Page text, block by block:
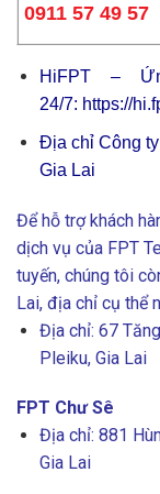
0911 57 49 57
HiFPT –
24/7: https://
Địa chỉ Công
Gia Lai
Để hỗ trợ khách
dịch vụ của FPT
tuyến, chúng tôi
Lai, địa chỉ cụ thể
Địa chỉ: 67
Pleiku, Gia Lai
FPT Chư Sê
Địa chỉ: 881
Gia Lai